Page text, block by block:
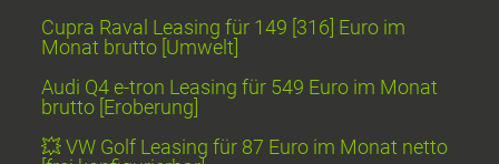
Cupra Raval Leasing für 149 [316] Euro im
Monat brutto [Umwelt]
Audi Q4 e-tron Leasing für 549 Euro im Monat
brutto [Eroberung]
💥 VW Golf Leasing für 87 Euro im Monat netto